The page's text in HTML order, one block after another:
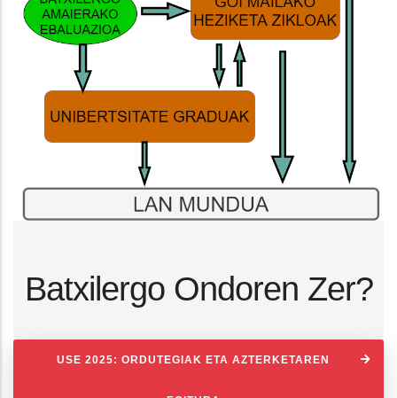
Batxilergo Ondoren Zer?
USE 2025: ORDUTEGIAK ETA AZTERKETAREN